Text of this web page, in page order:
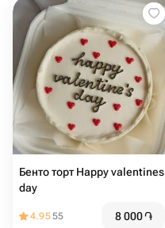
Бенто торт Happy valentines
day
4.9555 8 000֏